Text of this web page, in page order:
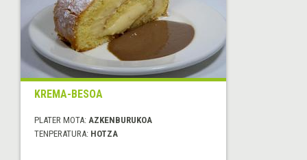
KREMA-BESOA
PLATER MOTA: AZKENBURUKOA
TENPERATURA: HOTZA